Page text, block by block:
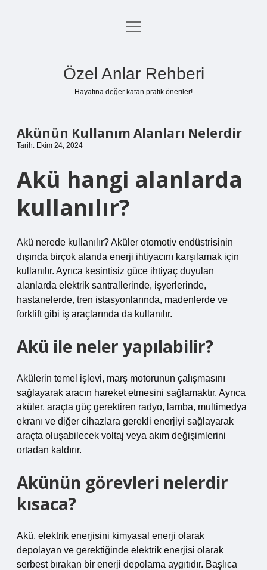
Anasayfa
menüyü
Özel Anlar Rehberi
Hayatına değer katan pratik öneriler!
Akünün Kullanım Alanları Nelerdir
Tarih: Ekim 24, 2024
Akü hangi alanlarda
kullanılır?
Akü nerede kullanılır? Aküler otomotiv endüstrisinin
dışında birçok alanda enerji ihtiyacını karşılamak için
kullanılır. Ayrıca kesintisiz güce ihtiyaç duyulan
alanlarda elektrik santrallerinde, işyerlerinde,
hastanelerde, tren istasyonlarında, madenlerde ve
forklift gibi iş araçlarında da kullanılır.
Akü ile neler yapılabilir?
Akülerin temel işlevi, marş motorunun çalışmasını
sağlayarak aracın hareket etmesini sağlamaktır. Ayrıca
aküler, araçta güç gerektiren radyo, lamba, multimedya
ekranı ve diğer cihazlara gerekli enerjiyi sağlayarak
araçta oluşabilecek voltaj veya akım değişimlerini
ortadan kaldırır.
Akünün görevleri nelerdir
kısaca?
Akü, elektrik enerjisini kimyasal enerji olarak
depolayan ve gerektiğinde elektrik enerjisi olarak
serbest bırakan bir enerji depolama aygıtıdır. Başlıca